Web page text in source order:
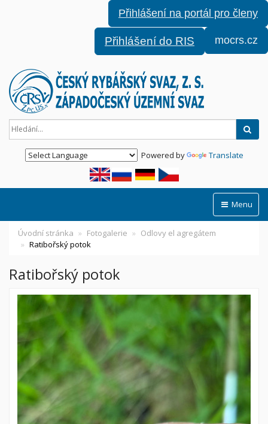
Přihlášení na portál pro členy
Přihlášení do RIS mocrs.cz
Powered by Translate
Menu
Úvodní stránka Fotogalerie
Odlovy el agregátem
Ratibořský potok
Ratibořský potok